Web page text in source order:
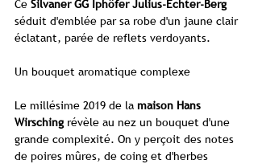
Ce Silvaner GG Iphöfer Julius-Echter-Berg
séduit d'emblée par sa robe d'un jaune clair
éclatant, parée de reflets verdoyants.
Un bouquet aromatique complexe
Le millésime 2019 de la maison Hans
Wirsching révèle au nez un bouquet d'une
grande complexité. On y perçoit des notes
de poires mûres, de coing et d'herbes